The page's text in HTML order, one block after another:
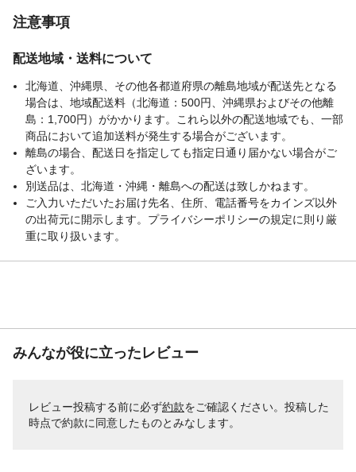
注意事項
配送地域・送料について
北海道、沖縄県、その他各都道府県の離島地域が配送先となる
場合は、地域配送料（北海道：500円、沖縄県およびその他離
島：1,700円）がかかります。これら以外の配送地域でも、一部
商品において追加送料が発生する場合がございます。
離島の場合、配送日を指定しても指定日通り届かない場合がご
ざいます。
別送品は、北海道・沖縄・離島への配送は致しかねます。
ご入力いただいたお届け先名、住所、電話番号をカインズ以外
の出荷元に開示します。プライバシーポリシーの規定に則り厳
重に取り扱います。
みんなが役に立ったレビュー
レビュー投稿する前に必ず約款をご確認ください。投稿した
時点で約款に同意したものとみなします。